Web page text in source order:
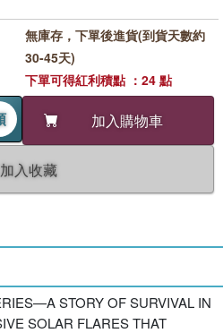
加入購物車
加入收藏
無庫存，下單後進貨(到貨天數約
30-45天)
下單可得紅利積點 ：24 點
STORY OF SURVIVAL IN
SOLAR FLARES THAT